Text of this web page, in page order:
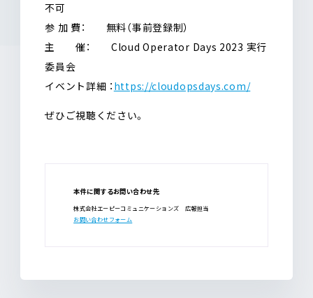
不可
参 加 費： 無料（事前登録制）
主 催： Cloud Operator Days 2023 実行
委員会
イベント詳細 ： https://cloudopsdays.com/
ぜひご視聴ください。
本件に関するお問い合わせ先
株式会社エーピーコミュニケーションズ 広報担当
お問い合わせフォーム